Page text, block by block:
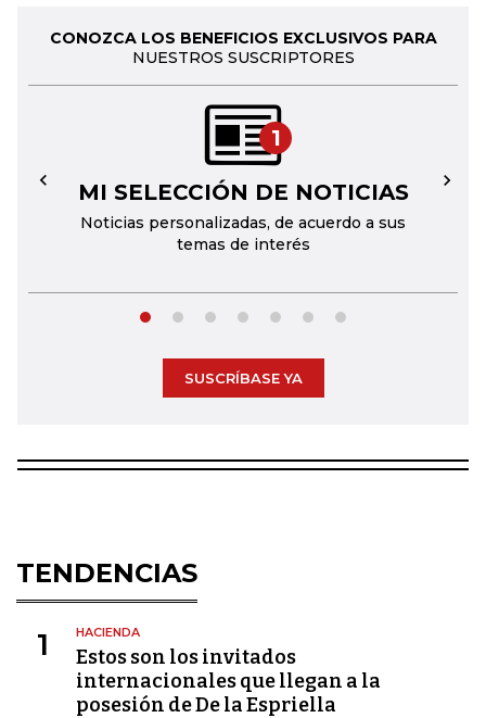
CONOZCA LOS BENEFICIOS EXCLUSIVOS PARA
NUESTROS SUSCRIPTORES
1
MI SELECCIÓN DE NOTICIAS
Noticias personalizadas, de acuerdo a sus
temas de interés
← →
SUSCRÍBASE YA
TENDENCIAS
1 HACIENDA
Estos son los invitados
internacionales que llegan a la
posesión de De la Espriella